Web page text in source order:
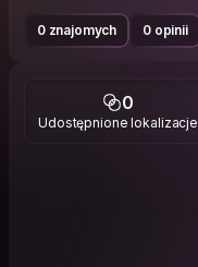
0 znajomych 0 opinii
0
Udostępnione lokalizacje